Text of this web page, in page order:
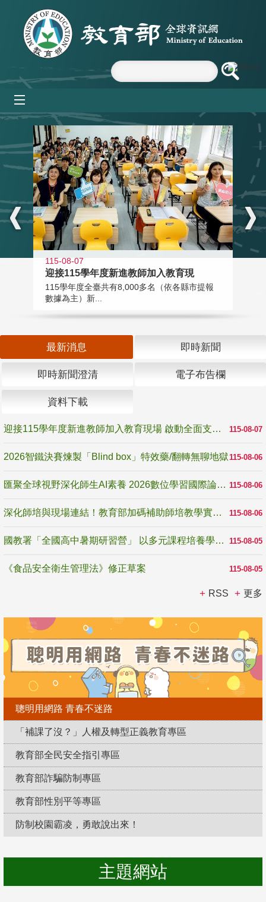
跳到主要內容區塊
:::
115-08-07
迎接115學年度新進教師加入教育現
115學年度全臺共有8,000多名（依各縣市提報
數據為主）新...
最新消息 即時新聞
即時新聞澄清 電子布告欄
資料下載
115-08-07
迎接115學年度新進教師加入教育現場 啟動全面支持陪伴
115-08-06
2026智鐵決賽煉製「Blind box」特效藥/翻轉無聊地獄
115-08-06
匯聚全球視野深化師生AI素養 2026數位學習國際論壇高雄登場
115-08-06
深化師培與現場連結！教育部加碼補助師培教學實踐研究 10月師培國際研討會交流教學實踐經驗
115-08-05
國教署「全國高中暑期研習營」 以多元課程培養學生瞭解誠信專業與倫理價值
115-08-05
《食品安全衛生管理法》修正草案
RSS 更多
聰明用網路 青春不迷路
「補課了沒？」人權及轉型正義教育專區
教育部全民安全指引專區
教育部詐騙防制專區
教育部性別平等專區
防制校園霸凌，勇敢說出來！
主題網站